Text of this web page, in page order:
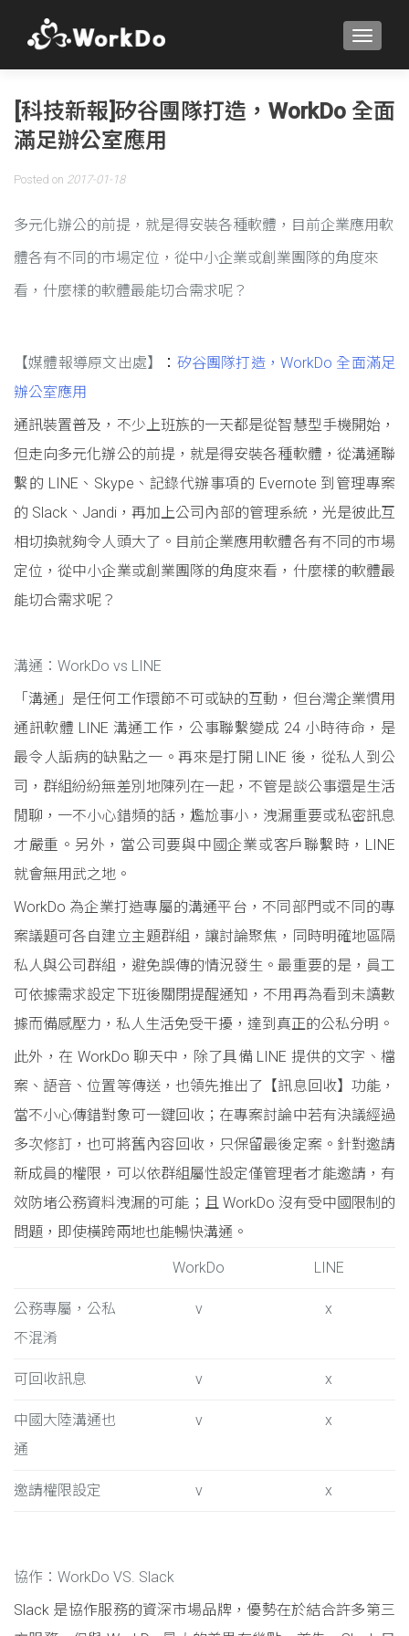
[科技新報]矽谷團隊打造，WorkDo 全面
滿足辦公室應用
Posted on 2017-01-18
多元化辦公的前提，就是得安裝各種軟體，目前企業應用軟
體各有不同的市場定位，從中小企業或創業團隊的角度來
看，什麼樣的軟體最能切合需求呢？
【媒體報導原文出處】 ： 矽谷團隊打造，WorkDo 全面滿足
辦公室應用
通訊裝置普及，不少上班族的一天都是從智慧型手機開始，
但走向多元化辦公的前提，就是得安裝各種軟體，從溝通聯
繫的 LINE、Skype、記錄代辦事項的 Evernote 到管理專案
的 Slack、Jandi，再加上公司內部的管理系統，光是彼此互
相切換就夠令人頭大了。目前企業應用軟體各有不同的市場
定位，從中小企業或創業團隊的角度來看，什麼樣的軟體最
能切合需求呢？
溝通：WorkDo vs LINE
「溝通」是任何工作環節不可或缺的互動，但台灣企業慣用
通訊軟體 LINE 溝通工作，公事聯繫變成 24 小時待命，是
最令人詬病的缺點之一。再來是打開 LINE 後，從私人到公
司，群組紛紛無差別地陳列在一起，不管是談公事還是生活
閒聊，一不小心錯頻的話，尷尬事小，洩漏重要或私密訊息
才嚴重。另外，當公司要與中國企業或客戶聯繫時，LINE
就會無用武之地。
WorkDo 為企業打造專屬的溝通平台，不同部門或不同的專
案議題可各自建立主題群組，讓討論聚焦，同時明確地區隔
私人與公司群組，避免誤傳的情況發生。最重要的是，員工
可依據需求設定下班後關閉提醒通知，不用再為看到未讀數
據而備感壓力，私人生活免受干擾，達到真正的公私分明。
此外，在 WorkDo 聊天中，除了具備 LINE 提供的文字、檔
案、語音、位置等傳送，也領先推出了【訊息回收】功能，
當不小心傳錯對象可一鍵回收；在專案討論中若有決議經過
多次修訂，也可將舊內容回收，只保留最後定案。針對邀請
新成員的權限，可以依群組屬性設定僅管理者才能邀請，有
效防堵公務資料洩漏的可能；且 WorkDo 沒有受中國限制的
問題，即使橫跨兩地也能暢快溝通。
WorkDo LINE
公務專屬，公私
不混淆
v x
可回收訊息 v x
中國大陸溝通也
通
v x
邀請權限設定 v x
協作：WorkDo VS. Slack
Slack 是協作服務的資深市場品牌，優勢在於結合許多第三